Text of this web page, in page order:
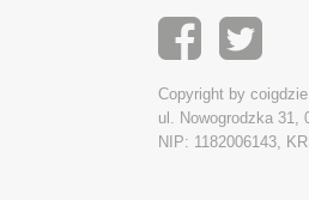
Copyright by
ul. Nowogrodzka 31,
NIP: 1182006143,